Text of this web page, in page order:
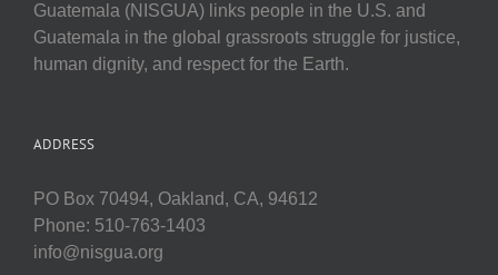
Guatemala (NISGUA) links people in the U.S. and
Guatemala in the global grassroots struggle for justice,
human dignity, and respect for the Earth.
ADDRESS
PO Box 70494, Oakland, CA, 94612
Phone: 510-763-1403
info@nisgua.org